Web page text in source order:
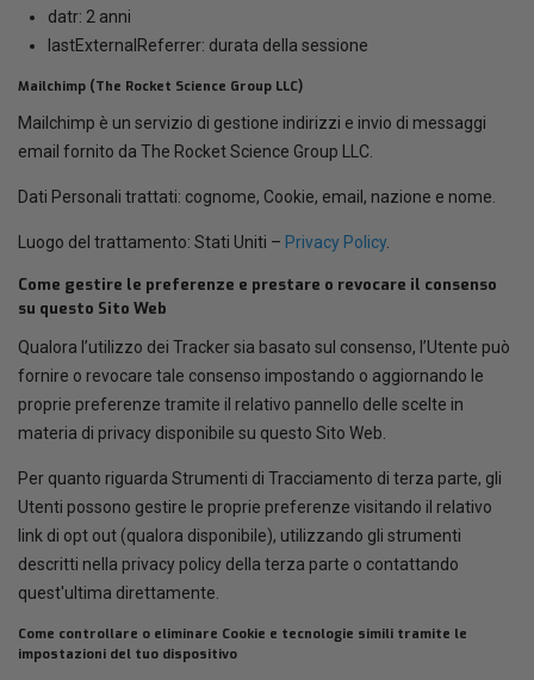
datr: 2 anni
lastExternalReferrer: durata della sessione
Mailchimp (The Rocket Science Group LLC)
Mailchimp è un servizio di gestione indirizzi e invio di messaggi
email fornito da The Rocket Science Group LLC.
Dati Personali trattati: cognome, Cookie, email, nazione e nome.
Luogo del trattamento: Stati Uniti – Privacy Policy.
Come gestire le preferenze e prestare o revocare il consenso
su questo Sito Web
Qualora l’utilizzo dei Tracker sia basato sul consenso, l’Utente può
fornire o revocare tale consenso impostando o aggiornando le
proprie preferenze tramite il relativo pannello delle scelte in
materia di privacy disponibile su questo Sito Web.
Per quanto riguarda Strumenti di Tracciamento di terza parte, gli
Utenti possono gestire le proprie preferenze visitando il relativo
link di opt out (qualora disponibile), utilizzando gli strumenti
descritti nella privacy policy della terza parte o contattando
quest'ultima direttamente.
Come controllare o eliminare Cookie e tecnologie simili tramite le
impostazioni del tuo dispositivo